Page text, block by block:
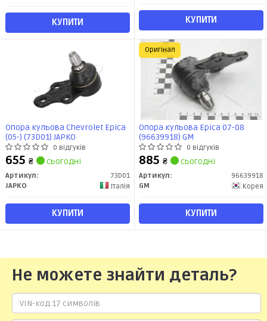
КУПИТИ КУПИТИ
Опора кульова Chevrolet Epica
(05-) (73D01) JAPKO
0 відгуків
655 ₴ сьогодні
Артикул:
73D01
JAPKO
Італія
КУПИТИ
Опора кульова Epica 07-08
(96639918) GM
0 відгуків
885 ₴ сьогодні
Артикул:
96639918
GM
Корея
КУПИТИ
Оригінал
Не можете знайти деталь?